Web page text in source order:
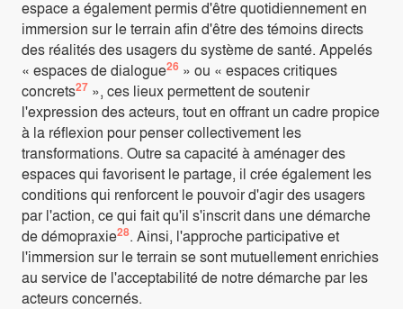
espace a également permis d'être quotidiennement en
immersion sur le terrain afin d'être des témoins directs
des réalités des usagers du système de santé. Appelés
« espaces de dialogue26 » ou « espaces critiques
concrets27 », ces lieux permettent de soutenir
l'expression des acteurs, tout en offrant un cadre propice
à la réflexion pour penser collectivement les
transformations. Outre sa capacité à aménager des
espaces qui favorisent le partage, il crée également les
conditions qui renforcent le pouvoir d'agir des usagers
par l'action, ce qui fait qu'il s'inscrit dans une démarche
de démopraxie28. Ainsi, l'approche participative et
l'immersion sur le terrain se sont mutuellement enrichies
au service de l'acceptabilité de notre démarche par les
acteurs concernés.